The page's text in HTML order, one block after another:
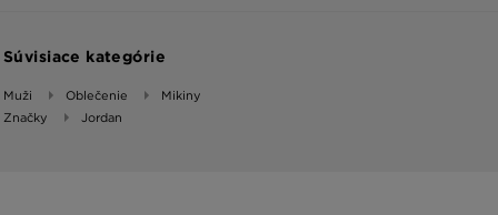
Súvisiace kategórie
Muži Oblečenie
Mikiny
Značky
Jordan